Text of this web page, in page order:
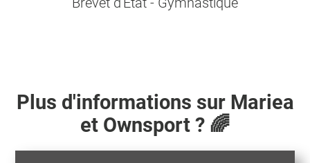
Plus d'informations sur Mariea
et Ownsport ? 🌈